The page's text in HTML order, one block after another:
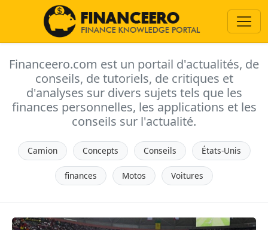
Financeero.com est un portail d'actualités, de
conseils, de tutoriels, de critiques et
d'analyses sur divers sujets tels que les
finances personnelles, les applications et les
conseils sur l'actualité.
Camion Concepts Conseils États-Unis
finances Motos Voitures